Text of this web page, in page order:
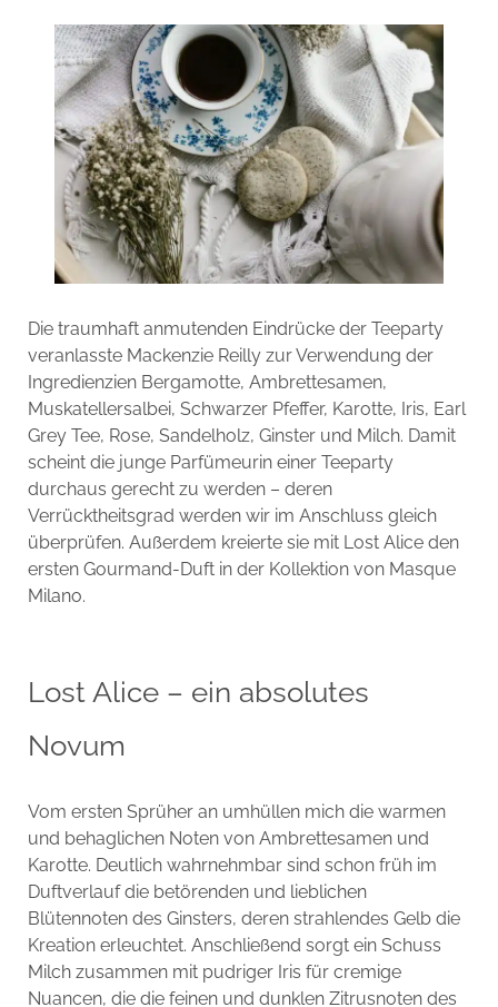
Die traumhaft anmutenden Eindrücke der Teeparty
veranlasste Mackenzie Reilly zur Verwendung der
Ingredienzien Bergamotte, Ambrettesamen,
Muskatellersalbei, Schwarzer Pfeffer, Karotte, Iris, Earl
Grey Tee, Rose, Sandelholz, Ginster und Milch. Damit
scheint die junge Parfümeurin einer Teeparty
durchaus gerecht zu werden – deren
Verrücktheitsgrad werden wir im Anschluss gleich
überprüfen. Außerdem kreierte sie mit Lost Alice den
ersten Gourmand-Duft in der Kollektion von Masque
Milano.
Lost Alice – ein absolutes
Novum
Vom ersten Sprüher an umhüllen mich die warmen
und behaglichen Noten von Ambrettesamen und
Karotte. Deutlich wahrnehmbar sind schon früh im
Duftverlauf die betörenden und lieblichen
Blütennoten des Ginsters, deren strahlendes Gelb die
Kreation erleuchtet. Anschließend sorgt ein Schuss
Milch zusammen mit pudriger Iris für cremige
Nuancen, die die feinen und dunklen Zitrusnoten des